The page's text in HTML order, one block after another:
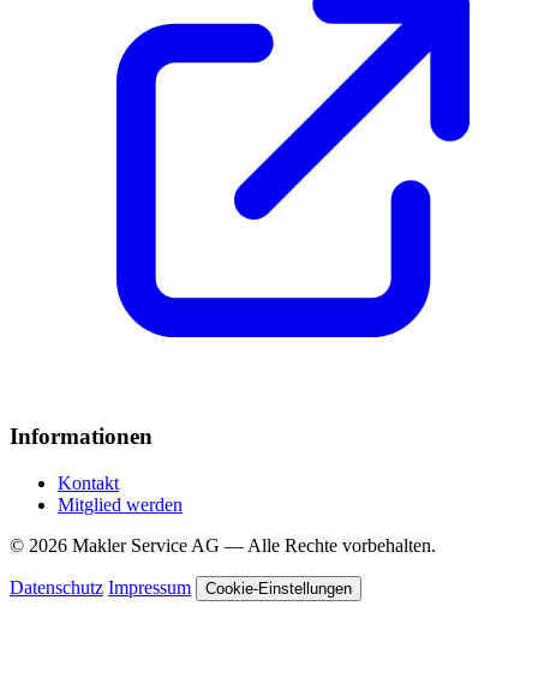
Informationen
Kontakt
Mitglied werden
© 2026 Makler Service AG — Alle Rechte vorbehalten.
Datenschutz Impressum Cookie-Einstellungen